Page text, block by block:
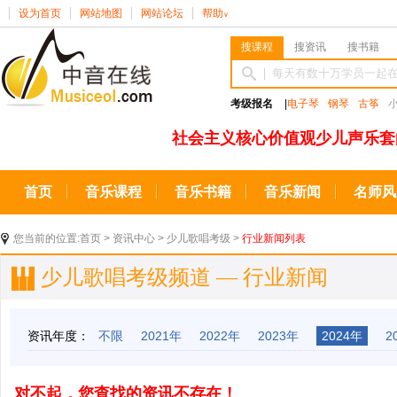
设为首页 网站地图 网站论坛 帮助 ∨
搜课程 搜资讯 搜书籍
考级报名 电子琴 钢琴 古筝
社会主义核心价值观少儿声乐
首页 音乐课程 音乐书籍 音乐新闻 名师
您当前的位置:首页 > 资讯中心 > 少儿歌唱考级 > 行业新闻列表
少儿歌唱考级频道 — 行业新闻
资讯年度： 不限 2021年 2022年 2023年 2024年
对不起，您查找的资讯不存在！